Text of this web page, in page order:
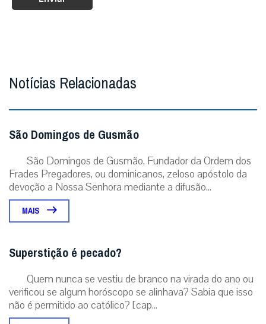
Notícias Relacionadas
São Domingos de Gusmão
São Domingos de Gusmão, Fundador da Ordem dos
Frades Pregadores, ou dominicanos, zeloso apóstolo da
devoção a Nossa Senhora mediante a difusão...
MAIS
Superstição é pecado?
Quem nunca se vestiu de branco na virada do ano ou
verificou se algum horóscopo se alinhava? Sabia que isso
não é permitido ao católico? [cap...